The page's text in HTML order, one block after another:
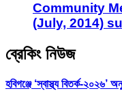
Community
(July, 2014)
ব্রেকিং নিউজ
হবিগঞ্জে ‘স্বাস্থ্য বিতর্ক-২০২৬’